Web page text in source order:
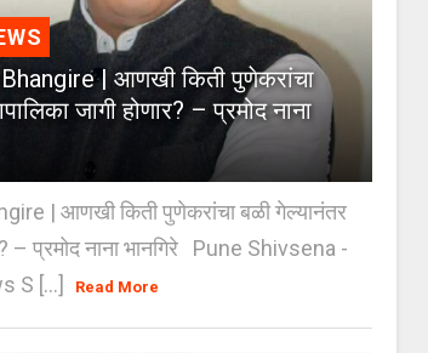
| आणखी किती पुणेकरांचा
जागी होणार? – प्रमोद नाना
| आणखी किती पुणेकरांचा बळी गेल्यानंतर
– प्रमोद नाना भानगिरे Pune Shivsena -
S [...]
Read More